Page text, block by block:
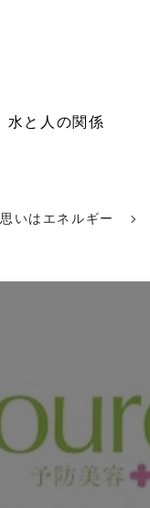
水と人の関係
思いはエネルギー